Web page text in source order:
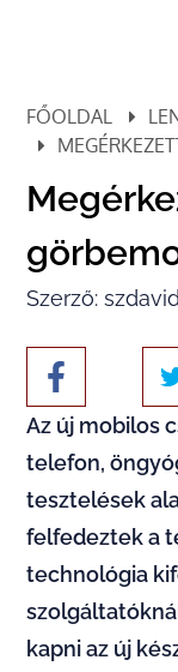
FŐOLDAL
Szerző:
Az új mobilos
telefon,
tesztelések
felfedeztek a
technológia
kapni az új